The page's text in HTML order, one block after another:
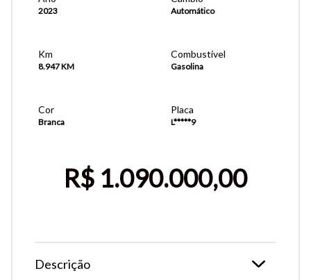
2023 Automático
Km
8.947 KM
Combustível
Gasolina
Cor
Branca
Placa
L*****9
R$ 1.090.000,00
Descrição